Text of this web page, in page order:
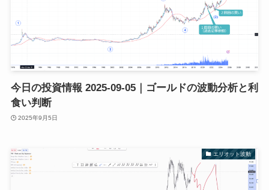
今日の投資情報 2025-09-05｜ゴールドの波動分析と利
食い判断
2025年9月5日
エリオット波動